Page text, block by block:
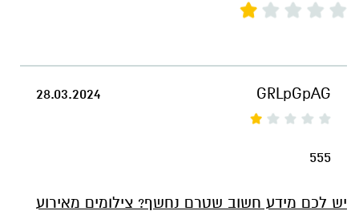
28.03.2024 GRLpGpAG
555
יש לכם מידע חשוב שטרם נחשף? צילומים מאירוע